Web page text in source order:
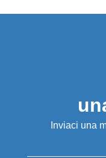
Inviaci una